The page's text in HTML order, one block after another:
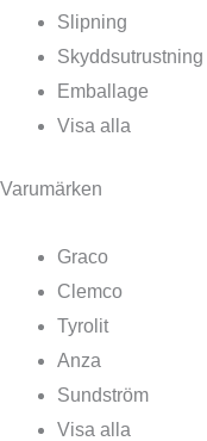
Slipning
Skyddsutrustning
Emballage
Visa alla
Varumärken
Graco
Clemco
Tyrolit
Anza
Sundström
Visa alla